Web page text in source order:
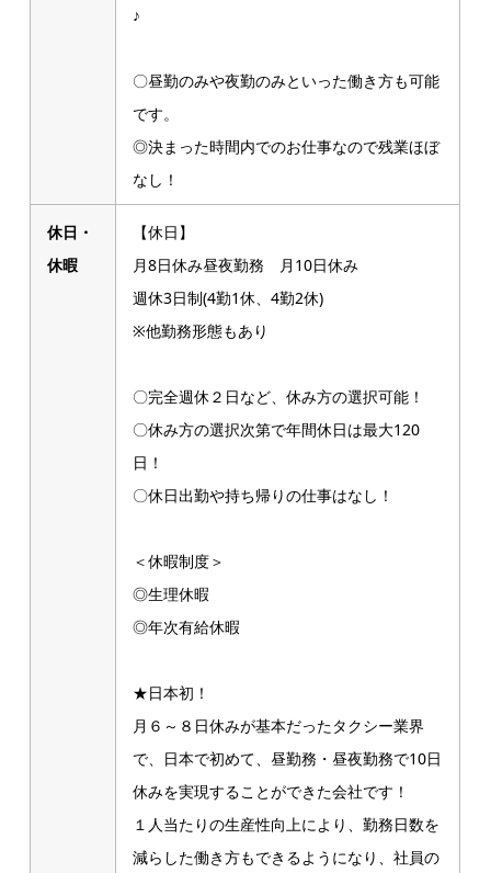
♪
〇昼勤のみや夜勤のみといった働き方も可能
です。
◎決まった時間内でのお仕事なので残業ほぼ
なし！
休日・
休暇
【休日】
月8日休み昼夜勤務 月10日休み
週休3日制(4勤1休、4勤2休)
※他勤務形態もあり
〇完全週休２日など、休み方の選択可能！
〇休み方の選択次第で年間休日は最大120
日！
〇休日出勤や持ち帰りの仕事はなし！
＜休暇制度＞
◎生理休暇
◎年次有給休暇
★日本初！
月６～８日休みが基本だったタクシー業界
で、日本で初めて、昼勤務・昼夜勤務で10日
休みを実現することができた会社です！
１人当たりの生産性向上により、勤務日数を
減らした働き方もできるようになり、社員の